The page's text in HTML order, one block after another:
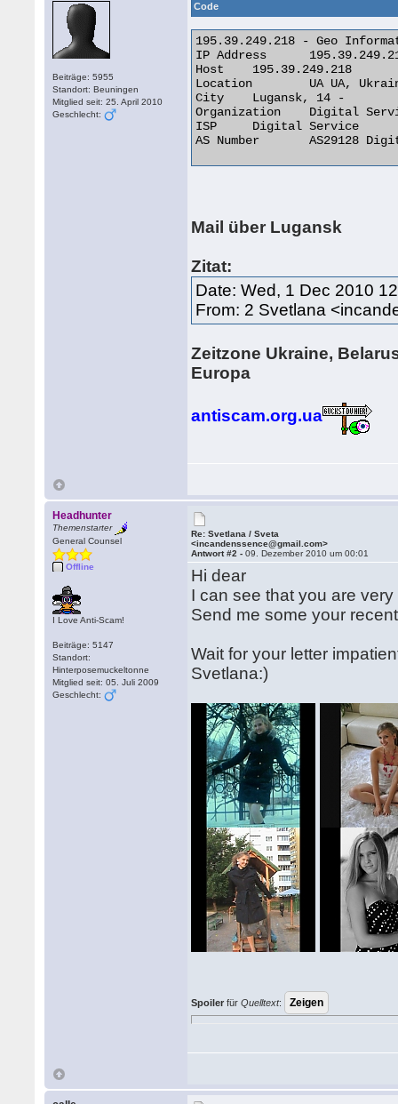
Beiträge: 5955
Standort: Beuningen
Mitglied seit: 25. April 2010
Geschlecht:
Code
195.39.249.218 - Geo
IP Address 	195.39.249.218
Host 	195.39.249.218
Location 	UA UA, Ukraine
City 	Lugansk, 14 -
Organization 	Digital Service
ISP 	Digital Service
AS Number 	AS29128 Digital Service Ltd
Mail über Lugansk
Zitat:
Date: Wed, 1 Dec 2010
From: 2 Svetlana
Zeitzone Ukraine,
Europa
antiscam.org.ua
Headhunter
Themenstarter
General Counsel
Offline
I Love Anti-Scam!
Beiträge: 5147
Standort:
Hinterposemuckeltonne
Mitglied seit: 05. Juli 2009
Geschlecht:
Re: Svetlana / Sveta
<incandenssence@gmail.com>
Antwort #2 -09. Dezember 2010 um 00:01
Hi dear
I can see that you are
Send me some your
Wait for your letter
Svetlana:)
Spoiler fürQuelltext: